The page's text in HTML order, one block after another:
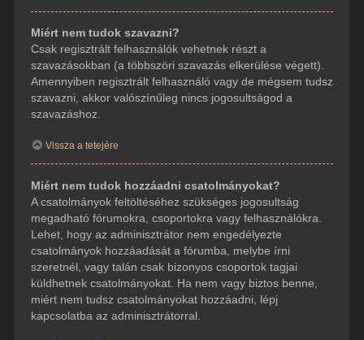
Miért nem tudok szavazni?
Csak regisztrált felhasználók vehetnek részt a
szavazásokban (a többszöri szavazás elkerülése végett).
Amennyiben regisztrált felhasználó vagy de mégsem tudsz
szavazni, akkor valószínűleg nincs jogosultságod a
szavazáshoz.
Vissza a tetejére
Miért nem tudok hozzáadni csatolmányokat?
A csatolmányok feltöltéséhez szükséges jogosultság
megadható fórumokra, csoportokra vagy felhasználókra.
Lehet, hogy az adminisztrátor nem engedélyezte
csatolmányok hozzáadását a fórumba, melybe írni
szeretnél, vagy talán csak bizonyos csoportok tagjai
küldhetnek csatolmányokat. Ha nem vagy biztos benne,
miért nem tudsz csatolmányokat hozzáadni, lépj
kapcsolatba az adminisztrátorral.